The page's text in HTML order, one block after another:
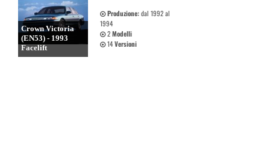
Crown Victoria
(EN53) - 1993
Facelift
Produzione:dal 1992 al
1994
2Modelli
14Versioni